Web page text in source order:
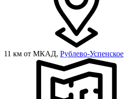
11 км от МКАД, Рублево-Успенское